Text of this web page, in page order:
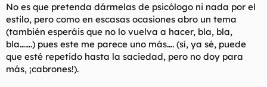
No es que pretenda dármelas de psicólogo ni nada por el
estilo, pero como en escasas ocasiones abro un tema
(también esperáis que no lo vuelva a hacer, bla, bla,
bla…….) pues este me parece uno más…. (sí, ya sé, puede
que esté repetido hasta la saciedad, pero no doy para
más, ¡cabrones!).